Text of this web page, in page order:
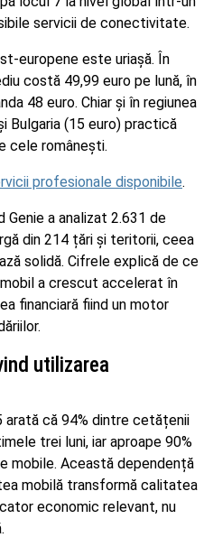
servicii de conectivitate.
europene este uriașă. În
costă 49,99 euro pe lună, în
48 euro. Chiar și în regiunea
Bulgaria (15 euro) practică
cele românești.
profesionale disponibile.
Genie a analizat 2.631 de
din 214 țări și teritorii, ceea
solidă. Cifrele explică de ce
a crescut accelerat în
financiară fiind un motor
utilizarea
că 94% dintre cetățenii
trei luni, iar aproape 90%
mobile. Această dependență
mobilă transformă calitatea
economic relevant, nu